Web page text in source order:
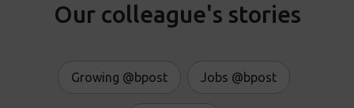
Our colleague's stories
Growing @bpost Jobs @bpost